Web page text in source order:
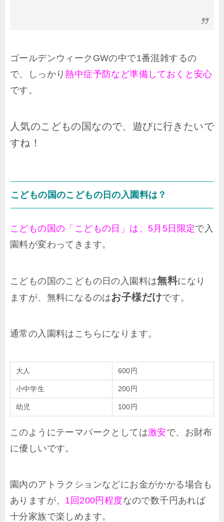
ゴールデンウィークGWの中で1番混雑するの
で、しっかり熱中症予防など準備しておくと安心
です。
人気のこどもの国なので、遊びに行きたいで
すね！
こどもの国のこどもの日の入園料は？
こどもの国の「こどもの日」は、 5月5日限定で入
園料が変わってきます。
こどもの国のこどもの日の入園料は無料になり
ますが、無料になるのはお子様だけです。
通常の入園料はこちらになります。
大人 600円
小中学生 200円
幼児 100円
このようにテーマパークとしては激安で、お財布
に優しいです。
園内のアトラクションなどにお金がかかる場合も
ありますが、 1回200円程度なので数千円あれば
十分家族で楽しめます。